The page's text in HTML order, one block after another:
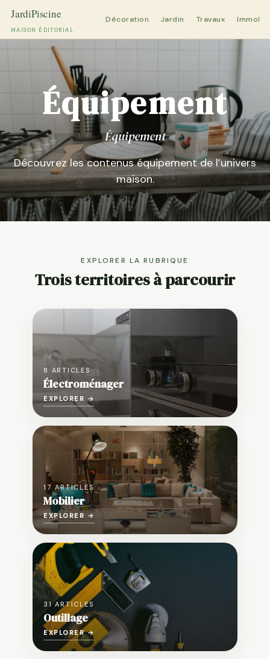
MAISON ÉDITORIAL
Décoration Jardin Travaux
Équipement
Équipement
Découvrez les contenus équipement de l’univers
maison.
EXPLORER LA RUBRIQUE
Trois territoires à parcourir
8 ARTICLES
Électroménager
EXPLORER →
17 ARTICLES
Mobilier
EXPLORER →
31 ARTICLES
Outillage
EXPLORER →